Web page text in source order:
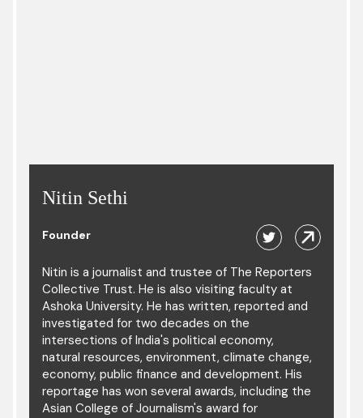
Nitin Sethi
Founder
Nitin is a journalist and trustee of The Reporters
Collective Trust. He is also visiting faculty at
Ashoka University. He has written, reported and
investigated for two decades on the
intersections of India's political economy,
natural resources, environment, climate change,
economy, public finance and development. His
reportage has won several awards, including the
Asian College of Journalism's award for